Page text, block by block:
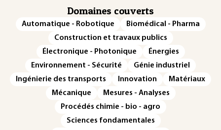
Domaines couverts
Automatique - Robotique
Biomédical - Pharma
Construction et travaux publics
Électronique - Photonique
Énergies
Environnement - Sécurité
Génie industriel
Ingénierie des transports
Innovation
Matériaux
Mécanique
Mesures - Analyses
Procédés chimie - bio - agro
Sciences fondamentales